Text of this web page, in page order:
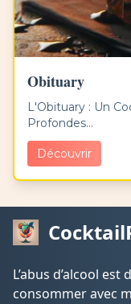
Obituary
L'Obituary : Un
Profondes...
Découvrir
L’abus d’alcool
consommer avec